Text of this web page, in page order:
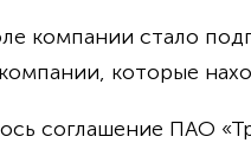
компании стало
которые
соглашение ПАО